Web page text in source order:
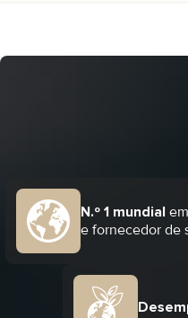
N.º 1 mundial
e fornecedor de